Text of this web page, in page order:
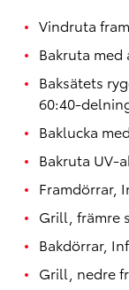
Vindruta
Bakruta med
Baksätets
60:40-
Baklucka
Bakruta UV-
Framdörrar,
Grill, främre
Bakdörrar,
Grill, nedre